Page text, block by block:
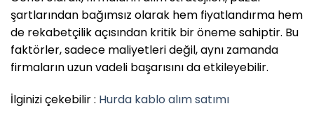
şartlarından bağımsız olarak hem fiyatlandırma hem
de rekabetçilik açısından kritik bir öneme sahiptir. Bu
faktörler, sadece maliyetleri değil, aynı zamanda
firmaların uzun vadeli başarısını da etkileyebilir.
İlginizi çekebilir : Hurda kablo alım satımı